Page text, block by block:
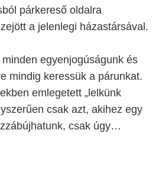
párkereső oldalra
a jelenlegi házastársával.
egyenjogúságunk és
mindig keressük a párunkat.
emlegetett „lelkünk
csak azt, akihez egy
csak úgy…